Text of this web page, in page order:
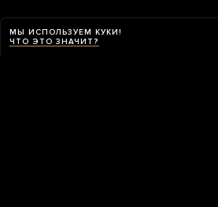
МЫ ИСПОЛЬЗУЕМ КУКИ!
ЧТО ЭТО ЗНАЧИТ?